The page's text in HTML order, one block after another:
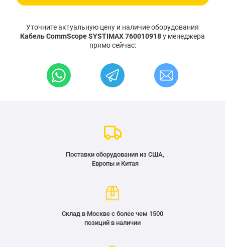
Уточните актуальную цену и наличие оборудования
Кабель CommScope SYSTIMAX 760010918у менеджера
прямо сейчас:
Поставки оборудования из США,
Европы и Китая
Склад в Москве с более чем 1500
позиций в наличии